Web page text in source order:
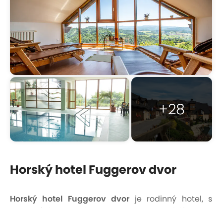
+28
Horský hotel Fuggerov dvor
Horský hotel Fuggerov dvor je rodinný hotel, s